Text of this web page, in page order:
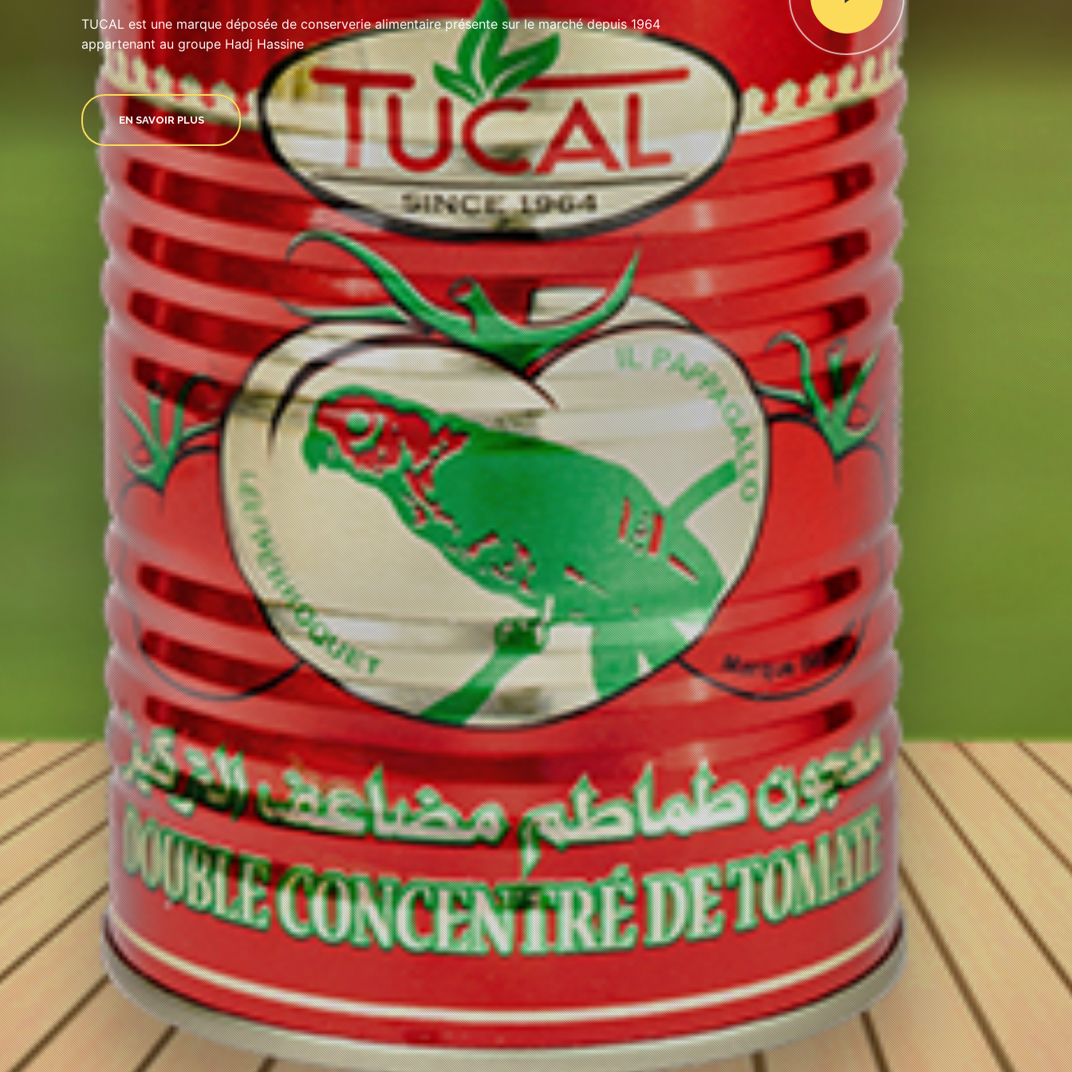
TUCAL est une marque déposée de conserverie alimentaire présente sur le marché depuis 1964
appartenant au groupe Hadj Hassine
EN SAVOIR PLUS